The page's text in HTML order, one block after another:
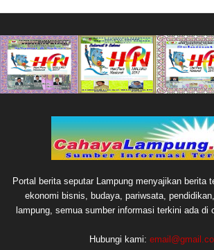
Portal berita seputar Lampung menyajikan berita
ekonomi bisnis, budaya, pariwsata,
lampung, semua sumber informasi terkini ada di
Hubungi kami: